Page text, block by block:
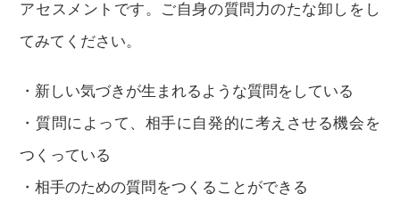
アセスメントです。ご自身の質問力のたな卸しをし
てみてください。
・新しい気づきが生まれるような質問をしている
・質問によって、相手に自発的に考えさせる機会を
つくっている
・相手のための質問をつくることができる